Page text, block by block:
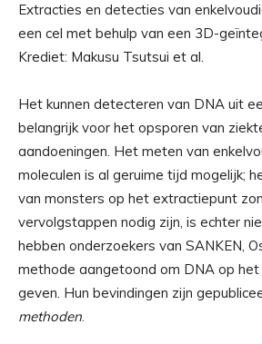
Extracties en detecties van
een cel met behulp van een 3D-
Krediet: Makusu Tsutsui et al.
Het kunnen detecteren van DNA uit
belangrijk voor het opsporen van
aandoeningen. Het meten van
moleculen is al geruime tijd mogelijk;
van monsters op het extractiepunt
vervolgstappen nodig zijn, is echter
hebben onderzoekers van SANKEN,
methode aangetoond om DNA op
geven. Hun bevindingen zijn
methoden.